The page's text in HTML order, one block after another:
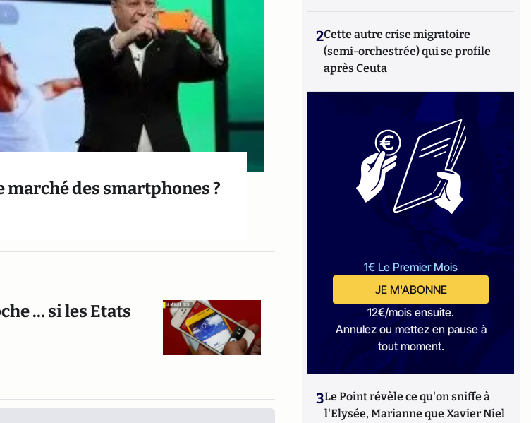
des smartphones ?
… si les Etats
2Cette autre crise migratoire
(semi-orchestrée) qui se profile
après Ceuta
1€ Le Premier Mois
JE M'ABONNE
12€/mois ensuite.
Annulez ou mettez en pause à
tout moment.
3Le Point révèle ce qu'on sniffe à
l'Elysée, Marianne que Xavier Niel